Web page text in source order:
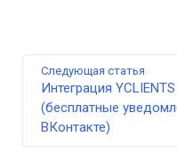
Следующая статья
Интеграция
(бесплатные
ВКонтакте)